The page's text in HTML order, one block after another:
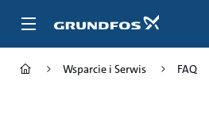
Wsparcie i Serwis FAQ